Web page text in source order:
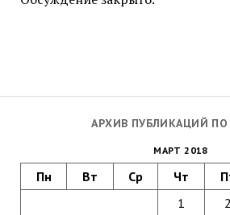
АРХИВ ПУБЛИКАЦИЙ
МАРТ 2018
Пн Вт Ср Чт
1 2